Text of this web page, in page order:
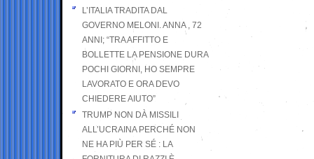
L’ITALIA TRADITA DAL
GOVERNO MELONI. ANNA , 72
ANNI; “TRA AFFITTO E
BOLLETTE LA PENSIONE DURA
POCHI GIORNI, HO SEMPRE
LAVORATO E ORA DEVO
CHIEDERE AIUTO”
TRUMP NON DÀ MISSILI
ALL’UCRAINA PERCHÉ NON
NE HA PIÙ PER SÉ : LA